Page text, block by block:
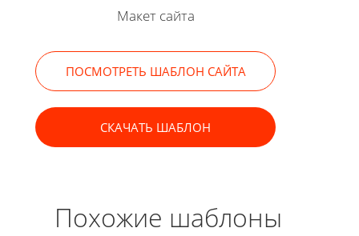
Макет сайта
ПОСМОТРЕТЬ ШАБЛОН САЙТА
СКАЧАТЬ ШАБЛОН
Похожие шаблоны